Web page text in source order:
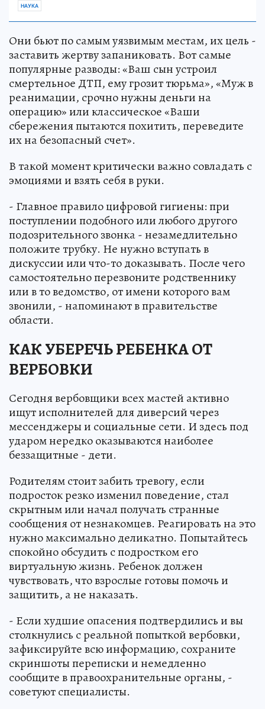
НАУКА
Они бьют по самым уязвимым местам, их цель -
заставить жертву запаниковать. Вот самые
популярные разводы: «Ваш сын устроил
смертельное ДТП, ему грозит тюрьма», «Муж в
реанимации, срочно нужны деньги на
операцию» или классическое «Ваши
сбережения пытаются похитить, переведите
их на безопасный счет».
В такой момент критически важно совладать с
эмоциями и взять себя в руки.
- Главное правило цифровой гигиены: при
поступлении подобного или любого другого
подозрительного звонка - незамедлительно
положите трубку. Не нужно вступать в
дискуссии или что-то доказывать. После чего
самостоятельно перезвоните родственнику
или в то ведомство, от имени которого вам
звонили, - напоминают в правительстве
области.
КАК УБЕРЕЧЬ РЕБЕНКА ОТ
ВЕРБОВКИ
Сегодня вербовщики всех мастей активно
ищут исполнителей для диверсий через
мессенджеры и социальные сети. И здесь под
ударом нередко оказываются наиболее
беззащитные - дети.
Родителям стоит забить тревогу, если
подросток резко изменил поведение, стал
скрытным или начал получать странные
сообщения от незнакомцев. Реагировать на это
нужно максимально деликатно. Попытайтесь
спокойно обсудить с подростком его
виртуальную жизнь. Ребенок должен
чувствовать, что взрослые готовы помочь и
защитить, а не наказать.
- Если худшие опасения подтвердились и вы
столкнулись с реальной попыткой вербовки,
зафиксируйте всю информацию, сохраните
скриншоты переписки и немедленно
сообщите в правоохранительные органы, -
советуют специалисты.